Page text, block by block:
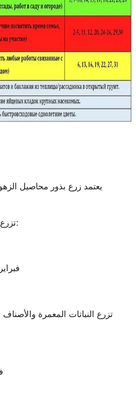
يعتمد زرع بذور محاصيل
تزرع الزهور السنوية للشتلات:
فبراير: 6 ، 7 ، 8 ،
تزرع النباتات المعمرة